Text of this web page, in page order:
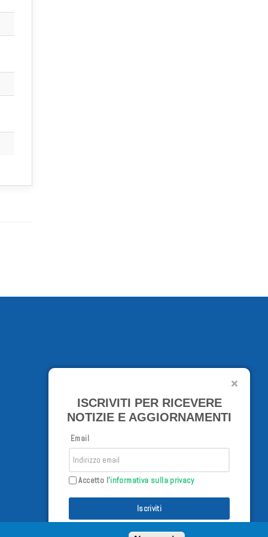
ISCRIVITI PER RICEVERE
NOTIZIE E AGGIORNAMENTI
Email
Accetto l'informativa sulla privacy
Iscriviti